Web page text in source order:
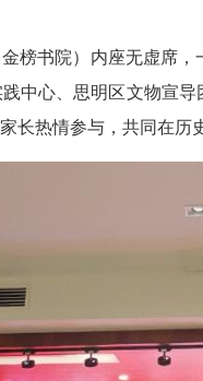
榜书院）内座无虚席
中心、思明区文物宣
长热情参与，共同在历